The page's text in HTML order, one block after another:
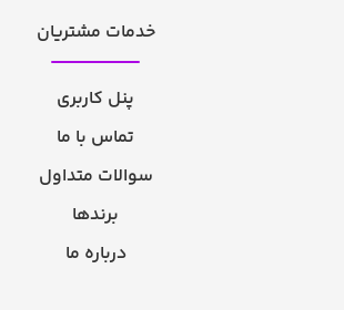
خدمات مشتریان
پنل کاربری
تماس با ما
سوالات متداول
برندها
درباره ما